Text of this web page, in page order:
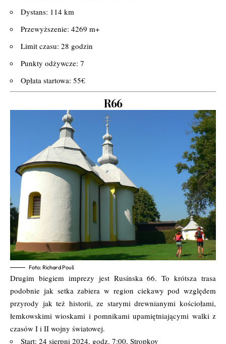
Dystans: 114 km
Przewyższenie: 4269 m+
Limit czasu: 28 godzin
Punkty odżywcze: 7
Opłata startowa: 55€
R66
Foto: Richard Pouš
Drugim biegiem imprezy jest Rusínska 66. To krótsza trasa
podobnie jak setka zabiera w region ciekawy pod względem
przyrody jak też historii, ze starymi drewnianymi kościołami,
łemkowskimi wioskami i pomnikami upamiętniającymi walki z
czasów I i II wojny światowej.
Start: 24 sierpni 2024, godz. 7:00, Stropkov